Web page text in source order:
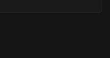
aus –
erfüllender Job? (Eine